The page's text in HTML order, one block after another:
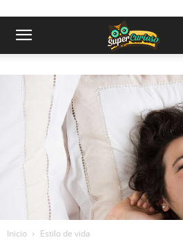
Inicio Estilo de vida